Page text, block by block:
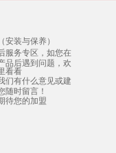
安装与保养）
服务专区，如您在
品后遇到问题，欢
看看
们有什么意见或建
随时留言！
待您的加盟